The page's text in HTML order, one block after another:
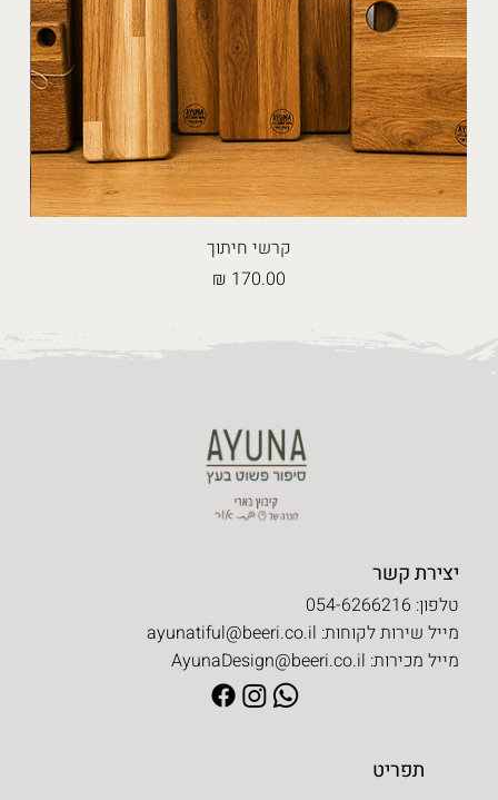
קרשי חיתוך
מחיר
תפריט
יצירת קשר
טלפון: 054-6266216
מייל שירות לקוחות: ayunatiful@beeri.co.il
מייל מכירות: AyunaDesign@beeri.co.il